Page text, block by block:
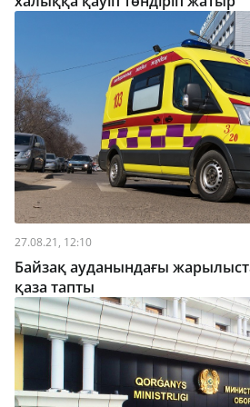
27.08.21, 12:10
Байзақ ауданындағы
қаза тапты